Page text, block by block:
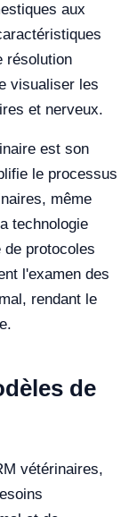
aux
résolution
visualiser les
et nerveux.
est son
le processus
même
technologie
protocoles
l'examen des
rendant le
de
vétérinaires,